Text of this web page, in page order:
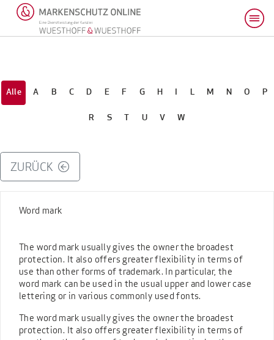
Alle A B C D E F G H I L M N O P
R S T U V W
ZURÜCK
Word mark
The word mark usually gives the owner the broadest
protection. It also offers greater flexibility in terms of
use than other forms of trademark. In particular, the
word mark can be used in the usual upper and lower case
lettering or in various commonly used fonts.
The word mark usually gives the owner the broadest
protection. It also offers greater flexibility in terms of